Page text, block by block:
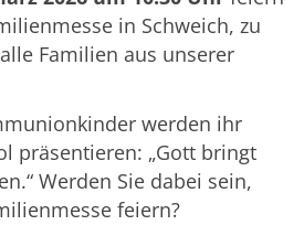
in Schweich, zu
Familien aus unserer
werden ihr
präsentieren: „Gott bringt
Werden Sie dabei sein,
feiern?